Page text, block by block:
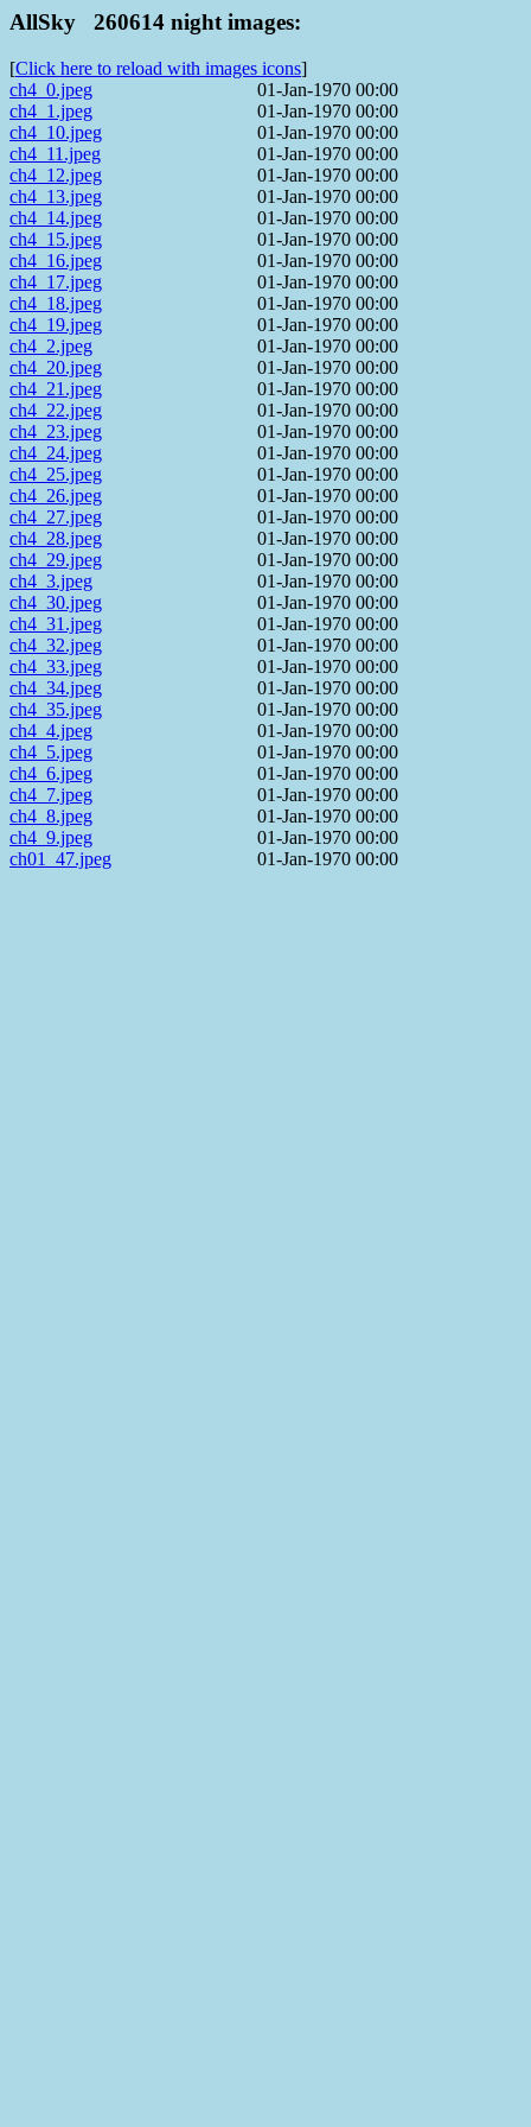
AllSky 260614 night images:
[Click here to reload with images icons]
ch4_0.jpeg
01-Jan-1970 00:00
ch4_1.jpeg
01-Jan-1970 00:00
ch4_10.jpeg
01-Jan-1970 00:00
ch4_11.jpeg
01-Jan-1970 00:00
ch4_12.jpeg
01-Jan-1970 00:00
ch4_13.jpeg
01-Jan-1970 00:00
ch4_14.jpeg
01-Jan-1970 00:00
ch4_15.jpeg
01-Jan-1970 00:00
ch4_16.jpeg
01-Jan-1970 00:00
ch4_17.jpeg
01-Jan-1970 00:00
ch4_18.jpeg
01-Jan-1970 00:00
ch4_19.jpeg
01-Jan-1970 00:00
ch4_2.jpeg
01-Jan-1970 00:00
ch4_20.jpeg
01-Jan-1970 00:00
ch4_21.jpeg
01-Jan-1970 00:00
ch4_22.jpeg
01-Jan-1970 00:00
ch4_23.jpeg
01-Jan-1970 00:00
ch4_24.jpeg
01-Jan-1970 00:00
ch4_25.jpeg
01-Jan-1970 00:00
ch4_26.jpeg
01-Jan-1970 00:00
ch4_27.jpeg
01-Jan-1970 00:00
ch4_28.jpeg
01-Jan-1970 00:00
ch4_29.jpeg
01-Jan-1970 00:00
ch4_3.jpeg
01-Jan-1970 00:00
ch4_30.jpeg
01-Jan-1970 00:00
ch4_31.jpeg
01-Jan-1970 00:00
ch4_32.jpeg
01-Jan-1970 00:00
ch4_33.jpeg
01-Jan-1970 00:00
ch4_34.jpeg
01-Jan-1970 00:00
ch4_35.jpeg
01-Jan-1970 00:00
ch4_4.jpeg
01-Jan-1970 00:00
ch4_5.jpeg
01-Jan-1970 00:00
ch4_6.jpeg
01-Jan-1970 00:00
ch4_7.jpeg
01-Jan-1970 00:00
ch4_8.jpeg
01-Jan-1970 00:00
ch4_9.jpeg
01-Jan-1970 00:00
ch01_47.jpeg
01-Jan-1970 00:00